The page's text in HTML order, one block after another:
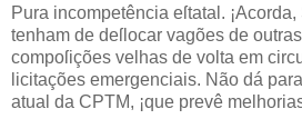
Pura incompetência eſtatal. ¡Acorda,
tenham de deſlocar vagões de
compoſições velhas de volta em
licitações emergenciais. Não dá
atual da CPTM, ¡que prevê